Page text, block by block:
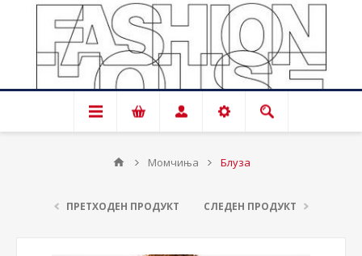
Момчиња Блуза
ПРЕТХОДЕН ПРОДУКТ СЛЕДЕН ПРОДУКТ